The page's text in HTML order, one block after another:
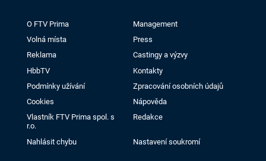
O FTV Prima
Management
Volná místa
Press
Reklama
Castingy a výzvy
HbbTV
Kontakty
Podmínky užívání
Zpracování osobních údajů
Cookies
Nápověda
Vlastník FTV Prima spol. s
r.o.
Redakce
Nahlásit chybu Nastavení soukromí